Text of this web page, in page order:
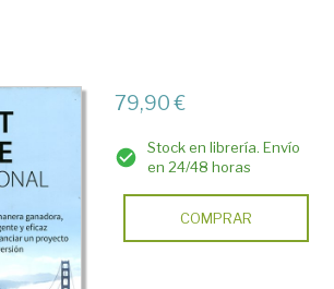
79,90 €
Stock en librería. Envío
en 24/48 horas
COMPRAR